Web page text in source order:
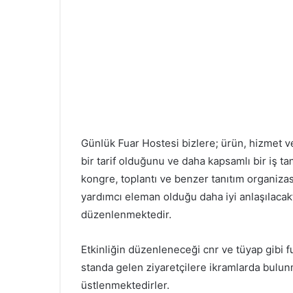
Günlük Fuar Hostesi bizlere; ürün, hizmet
bir tarif olduğunu ve daha kapsamlı bir iş
kongre, toplantı ve benzer tanıtım
yardımcı eleman olduğu daha iyi
düzenlenmektedir.
Etkinliğin düzenleneceği cnr ve tüyap gibi
standa gelen ziyaretçilere ikramlarda
üstlenmektedirler.